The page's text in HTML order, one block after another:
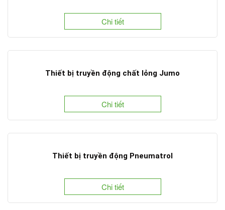
Chi tiết
Thiết bị truyền động chất lỏng Jumo
Chi tiết
Thiết bị truyền động Pneumatrol
Chi tiết